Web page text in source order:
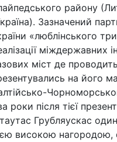
району
Зазначений
«люблінського
міждержавних
міст де
на його
роки після тієї
Грубляускас
високою нагородою,